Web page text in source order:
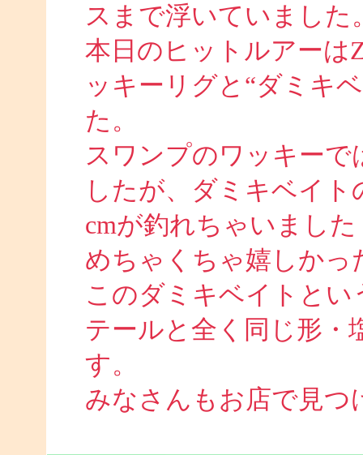
スまで浮いていました
本日のヒットルアーは
ッキーリグと“ダミキ
た。
スワンプのワッキーで
したが、ダミキベイ
cmが釣れちゃいました
めちゃくちゃ嬉しかっ
このダミキベイトと
テールと全く同じ形・
す。
みなさんもお店で見つ